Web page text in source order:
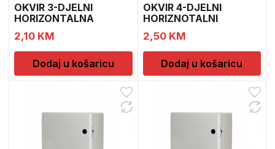
OKVIR 3-DJELNI
HORIZONTALNA
2,10 KM
Dodaj u košaricu
OKVIR 4-DJELNI
HORIZNOTALNI
2,50 KM
Dodaj u košaricu